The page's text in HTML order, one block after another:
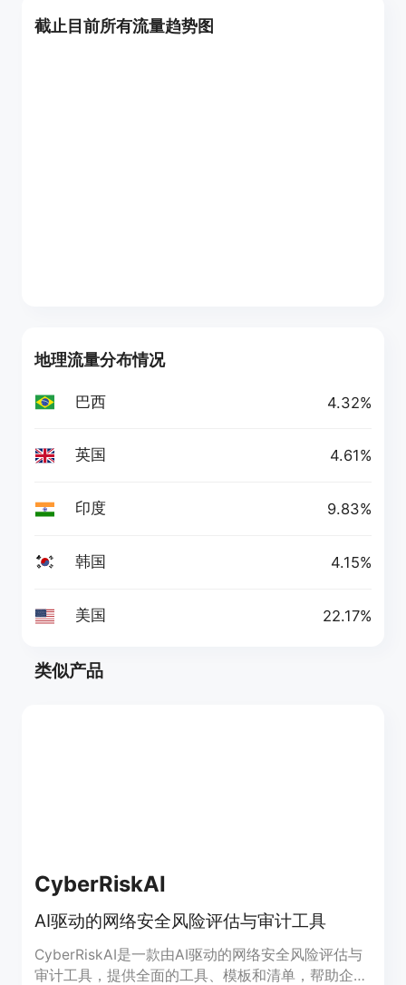
截止目前所有流量趋势图
地理流量分布情况
巴西 4.32%
英国 4.61%
印度 9.83%
韩国 4.15%
美国 22.17%
类似产品
CyberRiskAI
AI驱动的网络安全风险评估与审计工具
CyberRiskAI是一款由AI驱动的网络安全风险评估与
审计工具，提供全面的工具、模板和清单，帮助企业